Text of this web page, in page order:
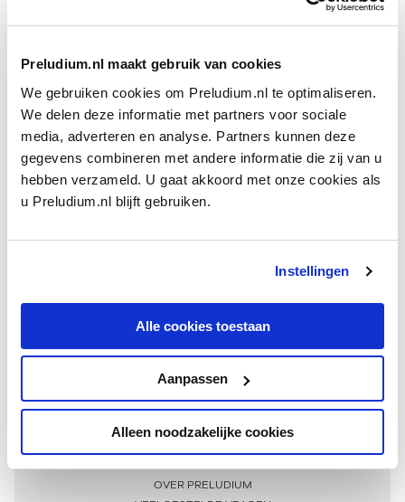
Preludium.nl maakt gebruik van cookies
We gebruiken cookies om Preludium.nl te optimaliseren.
We delen deze informatie met partners voor sociale
media, adverteren en analyse. Partners kunnen deze
gegevens combineren met andere informatie die zij van u
hebben verzameld. U gaat akkoord met onze cookies als
u Preludium.nl blijft gebruiken.
Instellingen
Alle cookies toestaan
Aanpassen
Alleen noodzakelijke cookies
Meer informatie
OVER PRELUDIUM